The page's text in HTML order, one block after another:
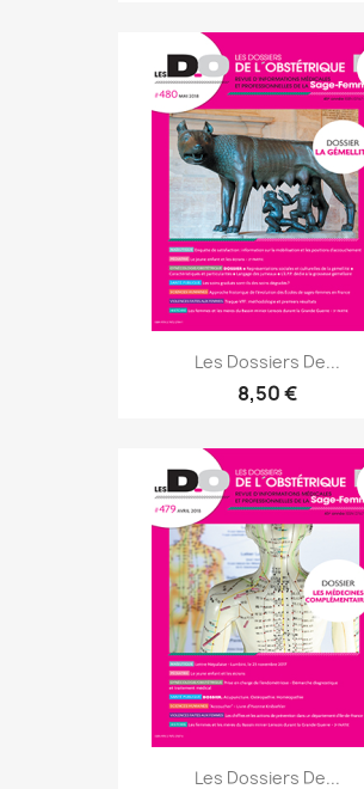
Les Dossiers De...
8,50 €
Les Dossiers De...